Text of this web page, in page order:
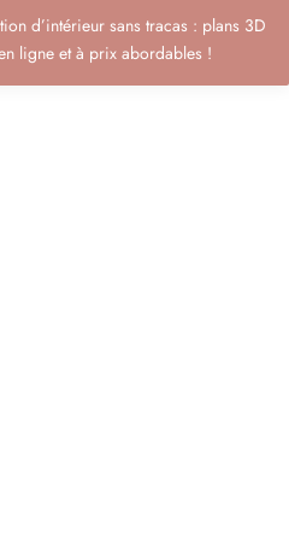
d’intérieur sans tracas : plans 3D
ligne et à prix abordables !